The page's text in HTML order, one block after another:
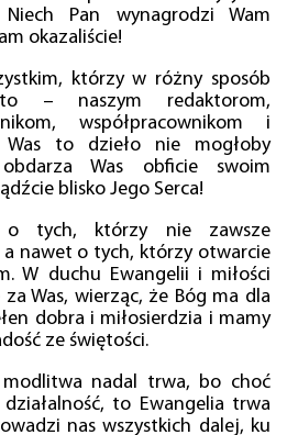
Pan wynagrodzi Wam
okazaliście!
którzy w różny sposób
– naszym redaktorom,
współpracownikom i
Was to dzieło nie mogłoby
Was obficie swoim
blisko Jego Serca!
o tych, którzy nie zawsze
a nawet o tych, którzy otwarcie
W duchu Ewangelii i miłości
Was, wierząc, że Bóg ma dla
dobra i miłosierdzia i mamy
ze świętości.
modlitwa nadal trwa, bo choć
to Ewangelia trwa
nas wszystkich dalej, ku